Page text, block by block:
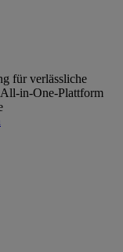
für verlässliche
in-One-Plattform